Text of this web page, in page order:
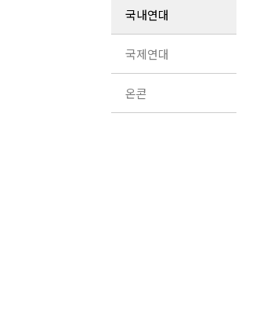
국내연대
국제연대
온콘